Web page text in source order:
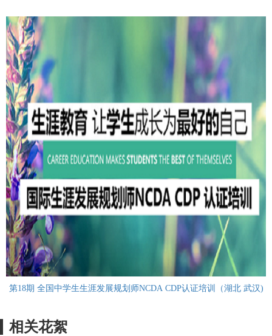
第18期 全国中学生生涯发展规划师NCDA CDP认证培训（湖北 武汉)
相关花絮